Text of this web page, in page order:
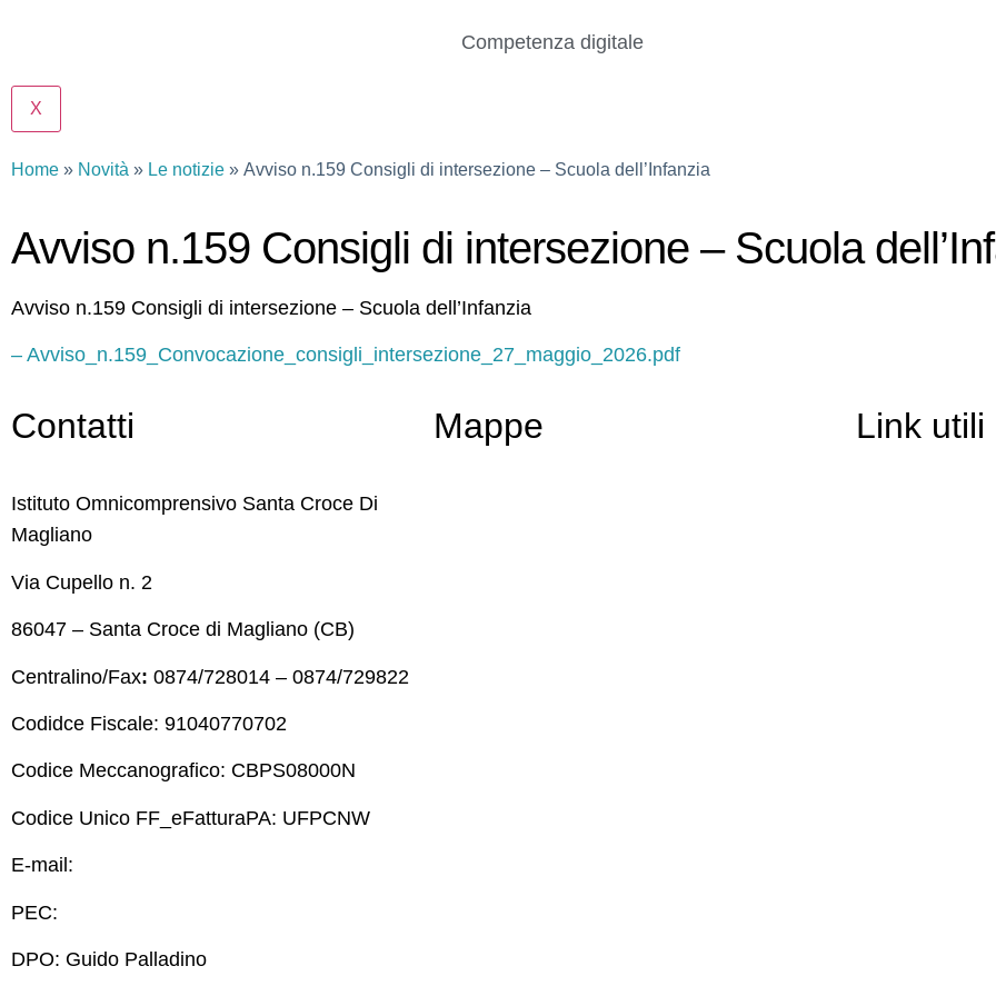
Competenza digitale
X
Home Novità Le notizie Avviso n.159 Consigli di intersezione – Scuola dell’Infanzia
Avviso n.159 Consigli di intersezione – Scuola
Avviso n.159 Consigli di intersezione – Scuola dell’Infanzia
– Avviso_n.159_Convocazione_consigli_intersezione_27_maggio_2026.pdf
Contatti
Istituto Omnicomprensivo Santa Croce Di
Magliano
Via Cupello n. 2
86047 – Santa Croce di Magliano (CB)
Centralino/Fax: 0874/728014 – 0874/729822
Codidce Fiscale: 91040770702
Codice Meccanografico: CBPS08000N
Codice Unico FF_eFatturaPA: UFPCNW
E-mail:
PEC:
DPO: Guido Palladino
Mappe Link utili